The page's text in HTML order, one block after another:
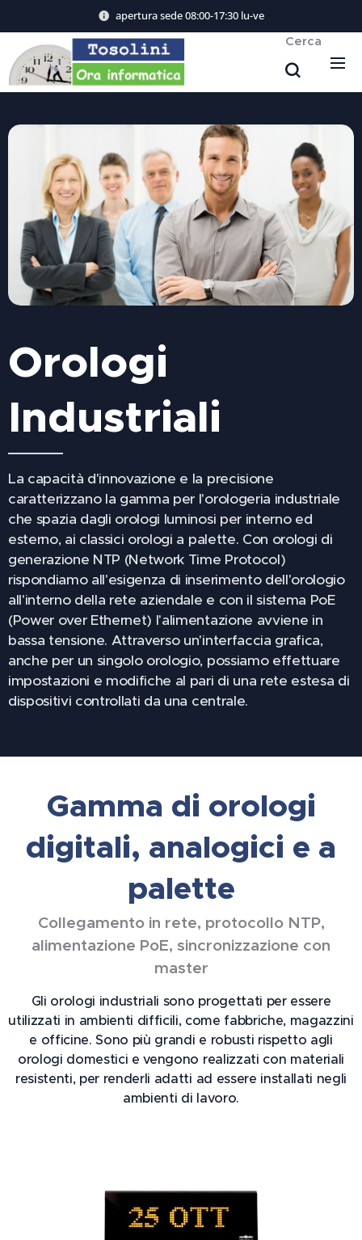
apertura sede 08:00-17:30 lu-ve
Cerca
Orologi
Industriali
La capacità d'innovazione e la precisione
caratterizzano la gamma per l'orologeria industriale
che spazia dagli orologi luminosi per interno ed
esterno, ai classici orologi a palette. Con orologi di
generazione NTP (Network Time Protocol)
rispondiamo all'esigenza di inserimento dell'orologio
all'interno della rete aziendale e con il sistema PoE
(Power over Ethernet) l'alimentazione avviene in
bassa tensione. Attraverso un'interfaccia grafica,
anche per un singolo orologio, possiamo effettuare
impostazioni e modifiche al pari di una rete estesa di
dispositivi controllati da una centrale.
Gamma di orologi
digitali, analogici e a
palette
Collegamento in rete, protocollo NTP,
alimentazione PoE, sincronizzazione con
master
Gli orologi industriali sono progettati per essere
utilizzati in ambienti difficili, come fabbriche, magazzini
e officine. Sono più grandi e robusti rispetto agli
orologi domestici e vengono realizzati con materiali
resistenti, per renderli adatti ad essere installati negli
ambienti di lavoro.